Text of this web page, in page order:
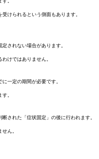
けられるという側面もあります。
されない場合があります。
けではありません。
一定の期間が必要です。
。
された「症状固定」の後に行われます。
ん。